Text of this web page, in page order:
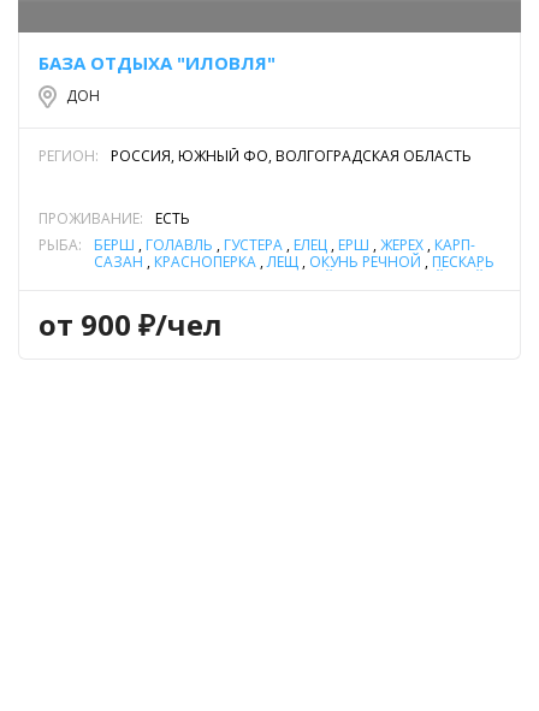
БАЗА ОТДЫХА "ИЛОВЛЯ"
ДОН
РЕГИОН: РОССИЯ, ЮЖНЫЙ ФО, ВОЛГОГРАДСКАЯ ОБЛАСТЬ
ПРОЖИВАНИЕ:
ЕСТЬ
РЫБА:
БЕРШ , ГОЛАВЛЬ , ГУСТЕРА , ЕЛЕЦ , ЁРШ ,ЖЕРЕХ , КАРП-
САЗАН , КРАСНОПЕРКА ,ЛЕЩ , ОКУНЬ РЕЧНОЙ , ПЕСКАРЬ
от 900 ₽/чел